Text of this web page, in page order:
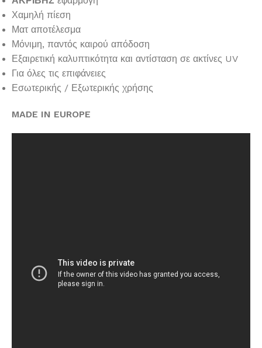
Χαμηλή πίεση
Ματ αποτέλεσμα
Μόνιμη, παντός καιρού απόδοση
Εξαιρετική καλυπτικότητα και αντίσταση σε ακτίνες UV
Για όλες τις επιφάνειες
Εσωτερικής / Εξωτερικής χρήσης
MADE IN EUROPE